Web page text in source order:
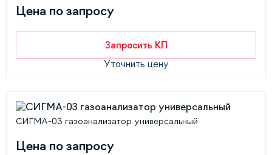
Цена по запросу
Запросить КП
Уточнить цену
СИГМА-03 газоанализатор универсальный
Цена по запросу